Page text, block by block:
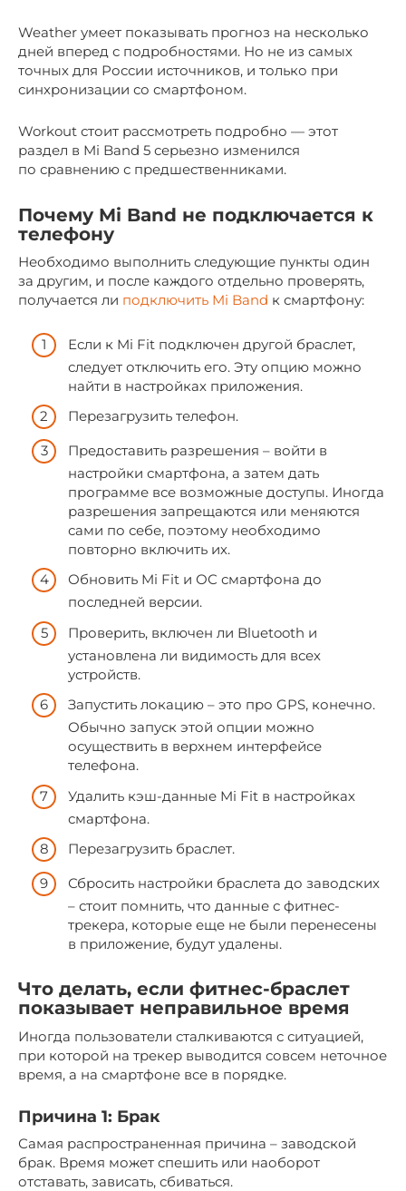
Weather умеет показывать прогноз на несколько
дней вперед с подробностями. Но не из самых
точных для России источников, и только при
синхронизации со смартфоном.
Workout стоит рассмотреть подробно — этот
раздел в Mi Band 5 серьезно изменился
по сравнению с предшественниками.
Почему Mi Band не подключается к
телефону
Необходимо выполнить следующие пункты один
за другим, и после каждого отдельно проверять,
получается ли подключить Mi Band к смартфону:
Если к Mi Fit подключен другой браслет,
следует отключить его. Эту опцию можно
найти в настройках приложения.
Перезагрузить телефон.
Предоставить разрешения – войти в
настройки смартфона, а затем дать
программе все возможные доступы. Иногда
разрешения запрещаются или меняются
сами по себе, поэтому необходимо
повторно включить их.
Обновить Mi Fit и ОС смартфона до
последней версии.
Проверить, включен ли Bluetooth и
установлена ли видимость для всех
устройств.
Запустить локацию – это про GPS, конечно.
Обычно запуск этой опции можно
осуществить в верхнем интерфейсе
телефона.
Удалить кэш-данные Mi Fit в настройках
смартфона.
Перезагрузить браслет.
Сбросить настройки браслета до заводских
– стоит помнить, что данные с фитнес-
трекера, которые еще не были перенесены
в приложение, будут удалены.
Что делать, если фитнес-браслет
показывает неправильное время
Иногда пользователи сталкиваются с ситуацией,
при которой на трекер выводится совсем неточное
время, а на смартфоне все в порядке.
Причина 1: Брак
Самая распространенная причина – заводской
брак. Время может спешить или наоборот
отставать, зависать, сбиваться.